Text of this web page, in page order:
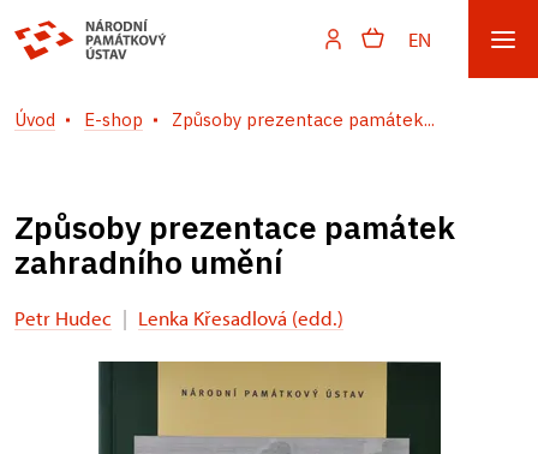
EN
Úvod E-shop Způsoby prezentace památek...
Způsoby prezentace památek
zahradního umění
Petr Hudec | Lenka Křesadlová (edd.)